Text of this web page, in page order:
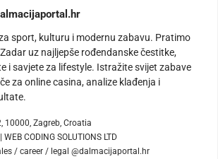
sport, kulturu i modernu zabavu. Pratimo
uz najljepše rođendanske čestitke,
i savjete za lifestyle. Istražite svijet zabave
za online casina, analize klađenja i
10000, Zagreb, Croatia
CODING SOLUTIONS LTD
/ career / legal @dalmacijaportal.hr